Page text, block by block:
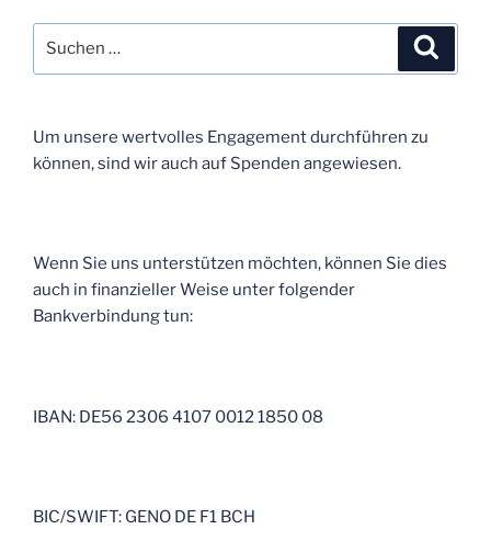
nach:
Um unsere wertvolles Engagement durchführen zu
können, sind wir auch auf Spenden angewiesen.
Wenn Sie uns unterstützen möchten, können Sie dies
auch in finanzieller Weise unter folgender
Bankverbindung tun:
IBAN: DE56 2306 4107 0012 1850 08
BIC/SWIFT: GENO DE F1 BCH